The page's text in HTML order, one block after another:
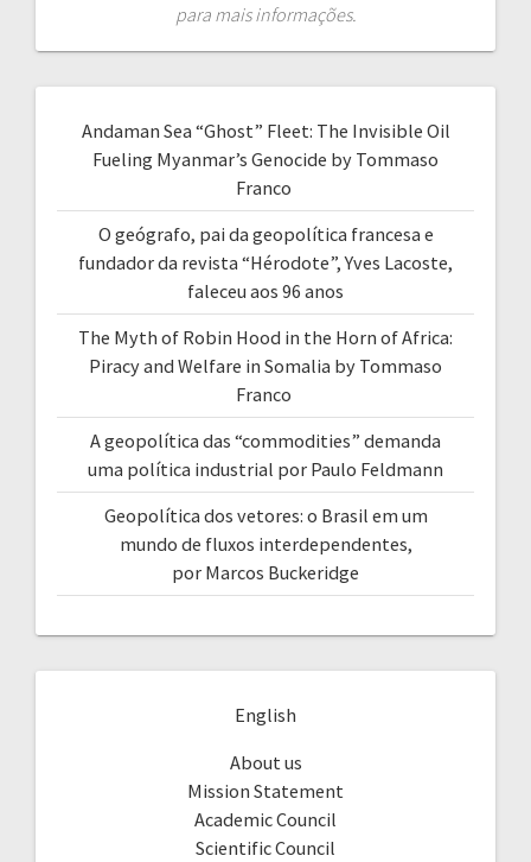
para mais informações.
Andaman Sea “Ghost” Fleet: The Invisible Oil
Fueling Myanmar’s Genocide by Tommaso
Franco
O geógrafo, pai da geopolítica francesa e
fundador da revista “Hérodote”, Yves Lacoste,
faleceu aos 96 anos
The Myth of Robin Hood in the Horn of Africa:
Piracy and Welfare in Somalia by Tommaso
Franco
A geopolítica das “commodities” demanda
uma política industrial por Paulo Feldmann
Geopolítica dos vetores: o Brasil em um
mundo de fluxos interdependentes,
por Marcos Buckeridge
English
About us
Mission Statement
Academic Council
Scientific Council